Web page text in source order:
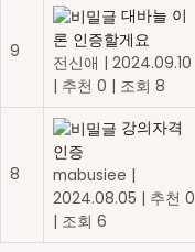
9
대바늘 이
론 인증할게요
전신애 | 2024.09.10
| 추천 0 | 조회 8
8
강의자격
인증
mabusiee |
2024.08.05 | 추천 0
| 조회 6